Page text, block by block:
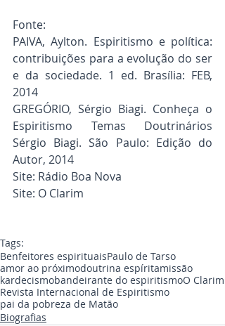
Fonte:
PAIVA, Aylton. Espiritismo e política:
contribuições para a evolução do ser
e da sociedade. 1 ed. Brasília: FEB,
2014
GREGÓRIO, Sérgio Biagi. Conheça o
Espiritismo Temas Doutrinários
Sérgio Biagi. São Paulo: Edição do
Autor, 2014
Site: Rádio Boa Nova
Site: O Clarim
Tags:
Benfeitores espirituaisPaulo de Tarso
amor ao próximodoutrina espíritamissão
kardecismobandeirante do espiritismoO Clarim
Revista Internacional de Espiritismo
pai da pobreza de Matão
Biografias